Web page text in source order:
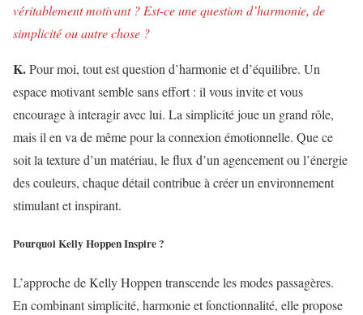
véritablement motivant ? Est-ce une question d’harmonie, de
simplicité ou autre chose ?
K.Pour moi, tout est question d’harmonie et d’équilibre. Un
espace motivant semble sans effort : il vous invite et vous
encourage à interagir avec lui. La simplicité joue un grand rôle,
mais il en va de même pour la connexion émotionnelle. Que ce
soit la texture d’un matériau, le flux d’un agencement ou l’énergie
des couleurs, chaque détail contribue à créer un environnement
stimulant et inspirant.
Pourquoi Kelly Hoppen Inspire ?
L’approche de Kelly Hoppen transcende les modes passagères.
En combinant simplicité, harmonie et fonctionnalité, elle propose